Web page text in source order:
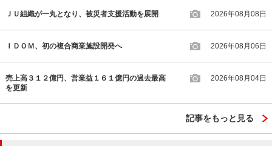
ＪＵ組織が一丸となり、被災者支援活動を展開 2026年08月08日
ＩＤＯＭ、初の複合商業施設開発へ 2026年08月06日
売上高３１２億円、営業益１６１億円の過去最高
を更新
2026年08月04日
記事をもっと見る